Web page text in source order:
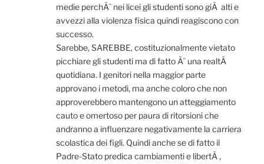
medie perchÃ¨ nei licei gli studenti sono giÃ alti e
avvezzi alla violenza fisica quindi reagiscono con
successo.
Sarebbe, SAREBBE, costituzionalmente vietato
picchiare gli studenti ma di fatto Ã¨ una realtÃ
quotidiana. I genitori nella maggior parte
approvano i metodi, ma anche coloro che non
approverebbero mantengono un atteggiamento
cauto e omertoso per paura di ritorsioni che
andranno a influenzare negativamente la carriera
scolastica dei figli. Quindi anche se di fatto il
Padre-Stato predica cambiamenti e libertÃ ,